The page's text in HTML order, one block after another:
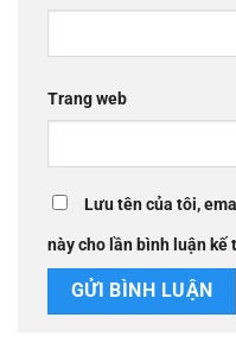
Trang web
Lưu tên của tôi,
này cho lần bình luận kế